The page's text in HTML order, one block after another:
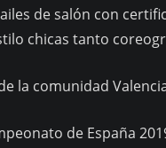
de salón con
chicas tanto
la comunidad
de España